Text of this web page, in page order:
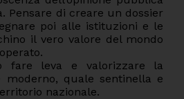
Pensare di creare un dossier
poi alle istituzioni e le
il vero valore del mondo
fare leva e valorizzare la
moderno, quale sentinella e
nazionale.